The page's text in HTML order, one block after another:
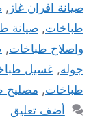
صيانة افران غاز ,
طباخات, صيانة
واصلاح طباخات,
جوله, غسيل
طباخات, مصليح
أضف تعليق